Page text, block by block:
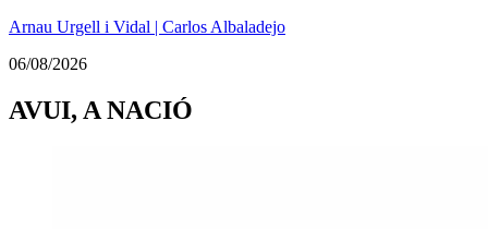
Arnau Urgell i Vidal | Carlos Albaladejo
06/08/2026
AVUI, A NACIÓ